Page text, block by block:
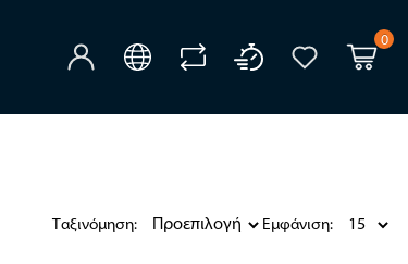
0
Ταξινόμηση: Εμφάνιση: